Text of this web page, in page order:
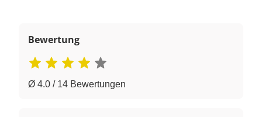
Bewertung
Ø 4.0 / 14 Bewertungen